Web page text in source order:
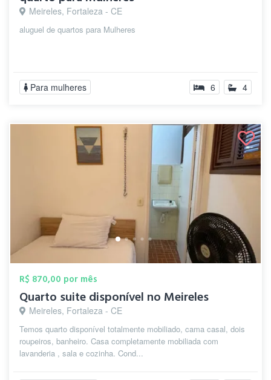
Meireles, Fortaleza - CE
aluguel de quartos para Mulheres
Para mulheres 6 4
R$ 870,00 por mês
Quarto suite disponível no Meireles
Meireles, Fortaleza - CE
Temos quarto disponível totalmente mobiliado, cama casal, dois
roupeiros, banheiro. Casa completamente mobiliada com
lavanderia , sala e cozinha. Cond...